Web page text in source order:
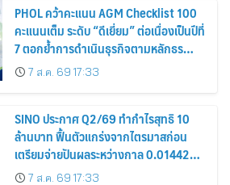
PHOL คว้าคะแนน AGM Checklist 100
คะแนนเต็ม ระดับ “ดีเยี่ยม” ต่อเนื่องเป็นปีที่
7 ตอกย้ำการดำเนินธุรกิจตามหลักธร
รมาภิบาล โปร่งใส สร้างความเชื่อมั่นผู้ถือ
หุ้น
7 ส.ค. 69 17:33
SINO ประกาศ Q2/69 ทำกำไรสุทธิ 10
ล้านบาท ฟื้นตัวแกร่งจากไตรมาสก่อน
เตรียมจ่ายปันผลระหว่างกาล 0.014423
บาทต่อหุ้น ครึ่งปีหลังมุ่งเติบโตต่อเนื่อง
7 ส.ค. 69 17:33